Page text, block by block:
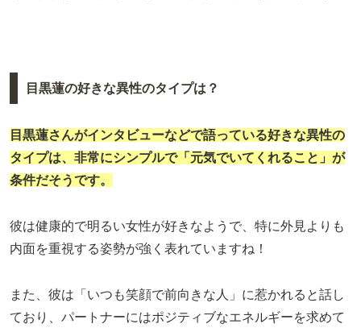
目黒蓮の好きな異性のタイプは？
目黒蓮さんがインタビューなどで語っている好きな異性の
タイプは、非常にシンプルで「元気でいてくれること」が
条件だそうです。
彼は健康的で明るい女性が好きなようで、特に外見よりも
内面を重視する姿勢が強く表れていますね！
また、彼は「いつも笑顔で前向きな人」に惹かれると話し
ており、パートナーにはポジティブなエネルギーを求めて